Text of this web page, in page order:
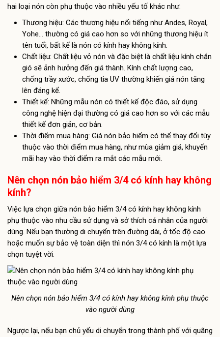
hai loại nón còn phụ thuộc vào nhiều yếu tố khác như:
Thương hiệu: Các thương hiệu nổi tiếng như Andes, Royal,
Yohe… thường có giá cao hơn so với những thương hiệu ít
tên tuổi, bất kể là nón có kính hay không kính.
Chất liệu: Chất liệu vỏ nón và đặc biệt là chất liệu kính chắn
gió sẽ ảnh hưởng đến giá thành. Kính chất lượng cao,
chống trầy xước, chống tia UV thường khiến giá nón tăng
lên đáng kể.
Thiết kế: Những mẫu nón có thiết kế độc đáo, sử dụng
công nghệ hiện đại thường có giá cao hơn so với các mẫu
thiết kế đơn giản, cơ bản.
Thời điểm mua hàng: Giá nón bảo hiểm có thể thay đổi tùy
thuộc vào thời điểm mua hàng, như mùa giảm giá, khuyến
mãi hay vào thời điểm ra mắt các mẫu mới.
Nên chọn nón bảo hiểm 3/4 có kính hay không
kính?
Việc lựa chọn giữa nón bảo hiểm 3/4 có kính hay không kính
phụ thuộc vào nhu cầu sử dụng và sở thích cá nhân của người
dùng. Nếu bạn thường di chuyển trên đường dài, ở tốc độ cao
hoặc muốn sự bảo vệ toàn diện thì nón 3/4 có kính là một lựa
chọn tuyệt vời.
Nên chọn nón bảo hiểm 3/4 có kính hay không kính phụ thuộc
vào người dùng
Ngược lại, nếu bạn chủ yếu di chuyển trong thành phố với quãng